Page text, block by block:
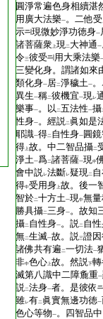
圓淨常遍色身相續湛
用廣大法樂一。二他
示
現微妙淨功徳身一
諸菩薩衆 上現二 大神通一
令三彼受 用大乘法樂
三變化身。謂諸如來
類化身一居二淨穢土一
異生一稱二彼機宜一現レ
樂事一。以 二五法性一攝
性身一。經説二 眞如是
耶識一得二 自性身一 圓
得 上故。中二智品攝二
淨土一爲二諸菩薩一現中
會中説レ法斷レ疑現二
得中受用身 上故。後一
智於二十方土一現中無
勝具攝二三身一。故知
攝二 自性身一。説二 自
無二生滅一故。説三證
諸佛共有遍 二一切法一
非中色心 上故。然説下轉
滅第八識中二障麁重一
説二法身一者。是彼依
雖レ有二 眞實無邊功徳一
色心等物一。四智品